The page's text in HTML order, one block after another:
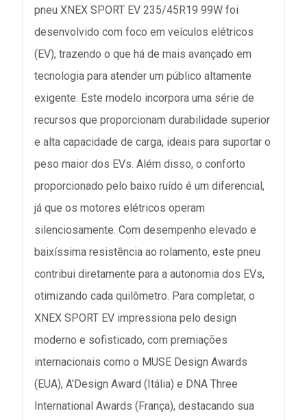
pneu XNEX SPORT EV 235/45R19 99W foi
desenvolvido com foco em veículos elétricos
(EV), trazendo o que há de mais avançado em
tecnologia para atender um público altamente
exigente. Este modelo incorpora uma série de
recursos que proporcionam durabilidade superior
e alta capacidade de carga, ideais para suportar o
peso maior dos EVs. Além disso, o conforto
proporcionado pelo baixo ruído é um diferencial,
já que os motores elétricos operam
silenciosamente. Com desempenho elevado e
baixíssima resistência ao rolamento, este pneu
contribui diretamente para a autonomia dos EVs,
otimizando cada quilômetro. Para completar, o
XNEX SPORT EV impressiona pelo design
moderno e sofisticado, com premiações
internacionais como o MUSE Design Awards
(EUA), A'Design Award (Itália) e DNA Three
International Awards (França), destacando sua